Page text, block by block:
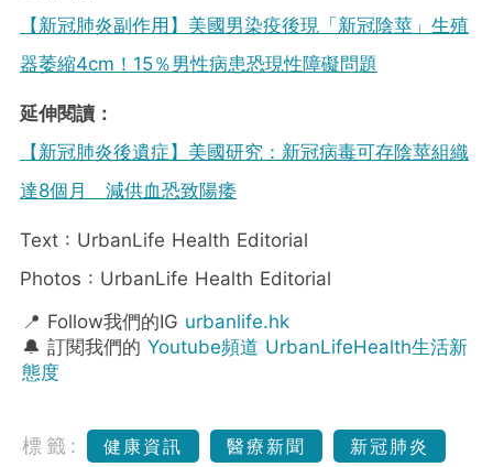
【新冠肺炎副作用】美國男染疫後現「新冠陰莖」生殖
器萎縮4cm！15％男性病患恐現性障礙問題
延伸閱讀：
【新冠肺炎後遺症】美國研究：新冠病毒可存陰莖組織
達8個月 減供血恐致陽痿
Text : UrbanLife Health Editorial
Photos : UrbanLife Health Editorial
📍 Follow我們的IG urbanlife.hk
🔔 訂閱我們的 Youtube頻道 UrbanLifeHealth生活新
態度
標籤: 健康資訊 醫療新聞
新冠肺炎